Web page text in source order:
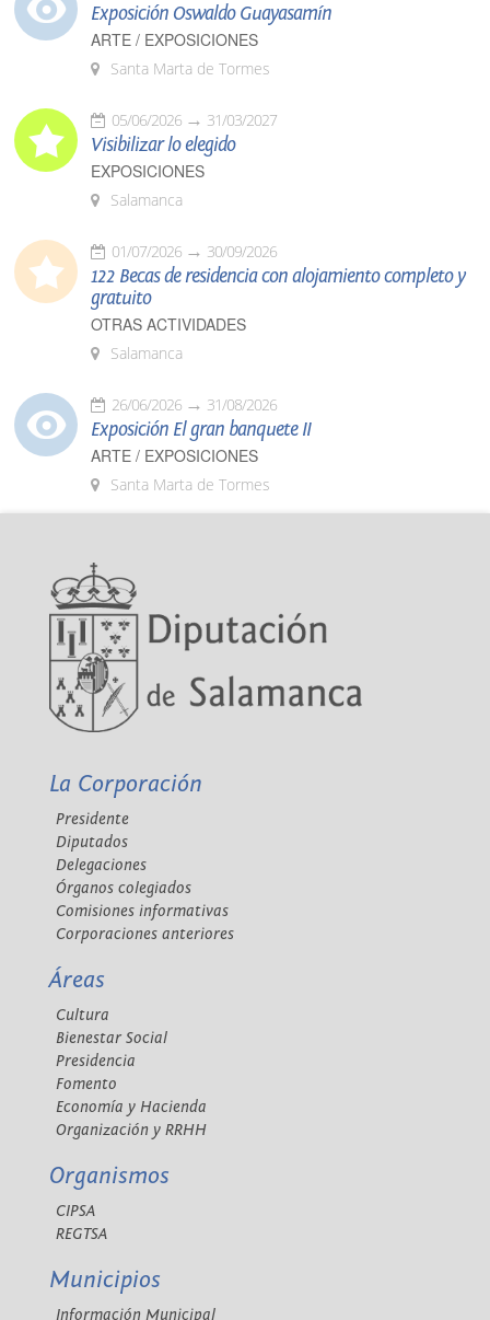
Exposición Oswaldo Guayasamín
ARTE / EXPOSICIONES
Santa Marta de Tormes
05/06/2026 31/03/2027
Visibilizar lo elegido
EXPOSICIONES
Salamanca
01/07/2026 30/09/2026
122 Becas de residencia con alojamiento completo y
gratuito
OTRAS ACTIVIDADES
Salamanca
26/06/2026 31/08/2026
Exposición El gran banquete II
ARTE / EXPOSICIONES
Santa Marta de Tormes
La Corporación
Presidente
Diputados
Delegaciones
Órganos colegiados
Comisiones informativas
Corporaciones anteriores
Áreas
Cultura
Bienestar Social
Presidencia
Fomento
Economía y Hacienda
Organización y RRHH
Organismos
CIPSA
REGTSA
Municipios
Información Municipal